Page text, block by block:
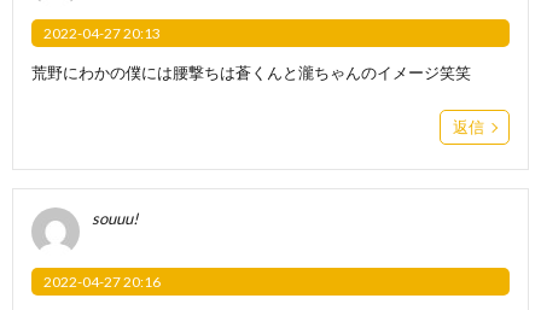
2022-04-27 20:13
荒野にわかの僕には腰撃ちは蒼くんと瀧ちゃんのイメージ笑笑
返信
souuu!
2022-04-27 20:16